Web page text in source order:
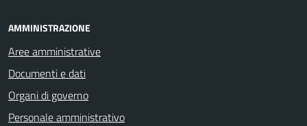
AMMINISTRAZIONE
Aree amministrative
Documenti e dati
Organi di governo
Personale amministrativo